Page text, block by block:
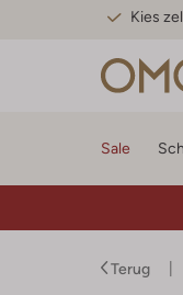
Kies
Sale
Terug